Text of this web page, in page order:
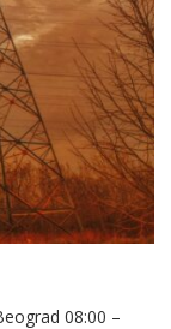
08:00 –